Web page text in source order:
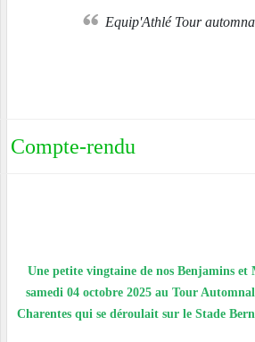
Equip'Athlé Tour
Compte-rendu
Une petite vingtaine de nos Benjamins et
samedi 04 octobre 2025 au Tour
Charentes qui se déroulait sur le Stade